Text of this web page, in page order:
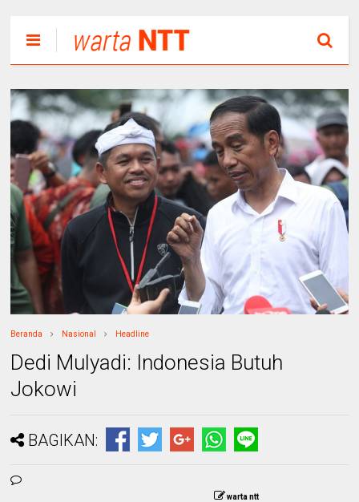
Beranda Nasional Headline
Dedi Mulyadi: Indonesia Butuh
Jokowi
BAGIKAN:
warta ntt